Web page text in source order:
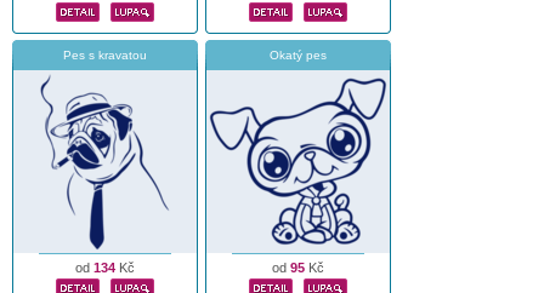
Pes s kravatou
od 134 Kč
Okatý pes
od 95 Kč